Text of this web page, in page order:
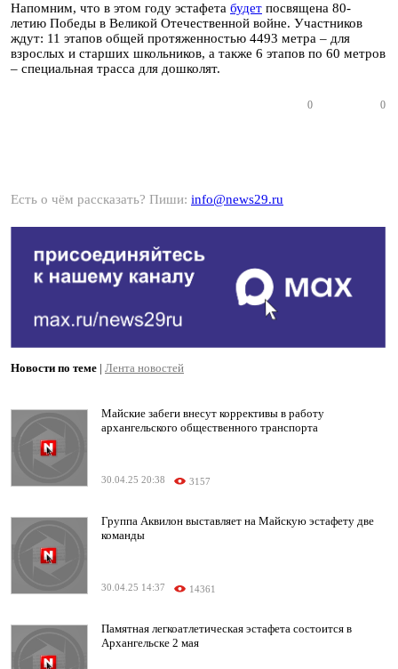
Напомним, что в этом году эстафета будет посвящена 80-
летию Победы в Великой Отечественной войне. Участников
ждут: 11 этапов общей протяженностью 4493 метра – для
взрослых и старших школьников, а также 6 этапов по 60 метров
– специальная трасса для дошколят.
0 0
Есть о чём рассказать? Пиши: info@news29.ru
Новости по теме | Лента новостей
Майские забеги внесут коррективы в работу
архангельского общественного транспорта
30.04.25 20:38 3157
Группа Аквилон выставляет на Майскую эстафету две
команды
30.04.25 14:37 14361
Памятная легкоатлетическая эстафета состоится в
Архангельске 2 мая